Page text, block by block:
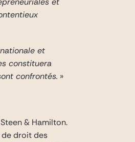
et
constituera
confrontés. »
& Hamilton.
de droit des